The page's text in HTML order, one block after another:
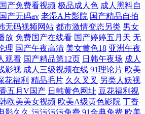
国产免费看视频 极品成人色 成人黑料自
国产无码av 老湿A片影院 国产精品自拍
无码视频网站 都市激情变态另类 男女
放 免费国产在线看 国产婷婷五月天 无
理 国产午夜高清 美女黄色18 亚洲午夜
观看 国产精品第12页 日韩午夜场 成人
影视 成人三级视频在线 91理论片 欧美
花福利 精品毛片 久久叉叉 另类人妖视
五月V国产 日韩黄色网址 豆花福利视
欧美美女视频 欧美A级黄色影院 丁香
影久久 污污污污免费 91金典免费 欧美